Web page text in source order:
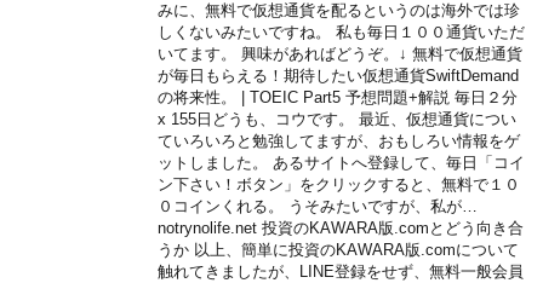
みに、無料で仮想通貨を配るというのは海外では珍
しくないみたいですね。 私も毎日１００通貨いただ
いてます。 興味があればどうぞ。↓ 無料で仮想通貨
が毎日もらえる！期待したい仮想通貨SwiftDemand
の将来性。 | TOEIC Part5 予想問題+解説 毎日２分
x 155日どうも、コウです。 最近、仮想通貨につい
ていろいろと勉強してますが、おもしろい情報をゲ
ットしました。 あるサイトへ登録して、毎日「コイ
ン下さい！ボタン」をクリックすると、無料で１０
０コインくれる。 うそみたいですが、私が…
notrynolife.net 投資のKAWARA版.comとどう向き合
うか 以上、簡単に投資のKAWARA版.comについて
触れてきましたが、LINE登録をせず、無料一般会員